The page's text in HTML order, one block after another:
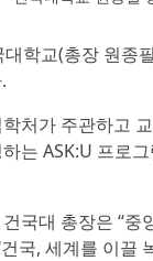
대학교(총장 원종
처가 주관하고
는 ASK:U 프로
국대 총장은 “
국, 세계를 이끌